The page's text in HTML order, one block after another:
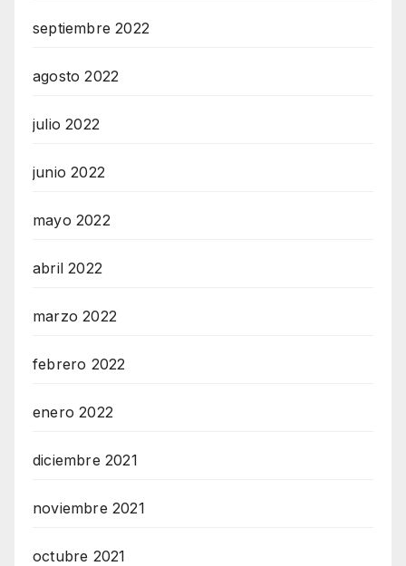
septiembre 2022
agosto 2022
julio 2022
junio 2022
mayo 2022
abril 2022
marzo 2022
febrero 2022
enero 2022
diciembre 2021
noviembre 2021
octubre 2021